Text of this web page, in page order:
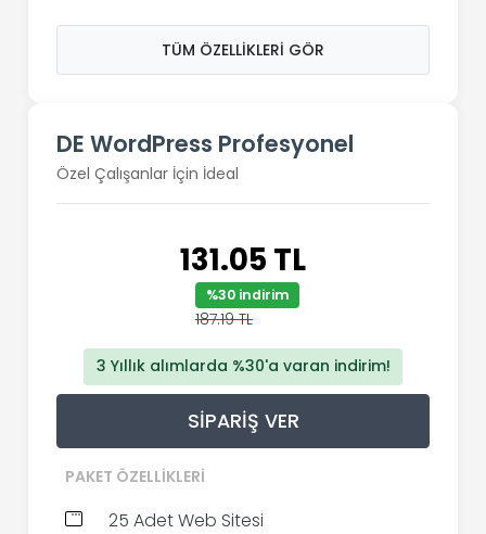
TÜM ÖZELLIKLERI GÖR
DE WordPress Profesyonel
Özel Çalışanlar İçin İdeal
131.05 TL
%30 indirim
187.19 TL
3 Yıllık alımlarda %30'a varan indirim!
SIPARIŞ VER
PAKET ÖZELLIKLERI
25 Adet Web Sitesi